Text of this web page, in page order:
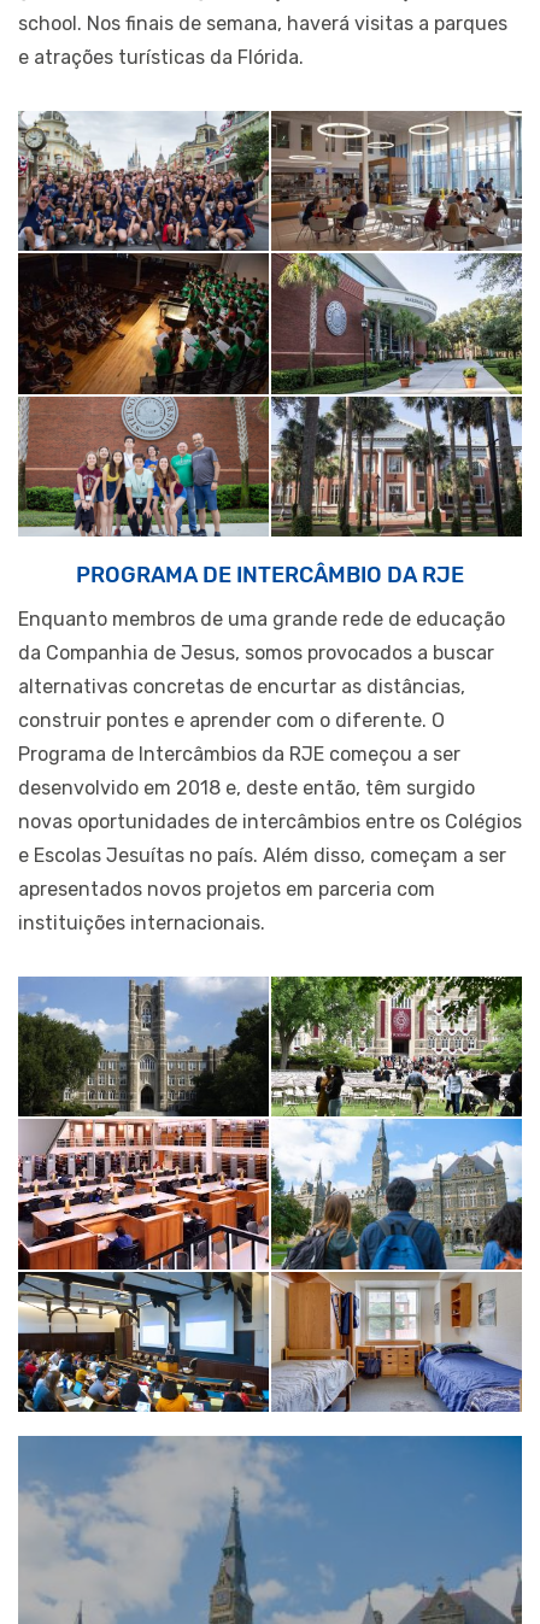
school. Nos finais de semana, haverá visitas a parques
e atrações turísticas da Flórida.
PROGRAMA DE INTERCÂMBIO DA RJE
Enquanto membros de uma grande rede de educação
da Companhia de Jesus, somos provocados a buscar
alternativas concretas de encurtar as distâncias,
construir pontes e aprender com o diferente. O
Programa de Intercâmbios da RJE começou a ser
desenvolvido em 2018 e, deste então, têm surgido
novas oportunidades de intercâmbios entre os Colégios
e Escolas Jesuítas no país. Além disso, começam a ser
apresentados novos projetos em parceria com
instituições internacionais.